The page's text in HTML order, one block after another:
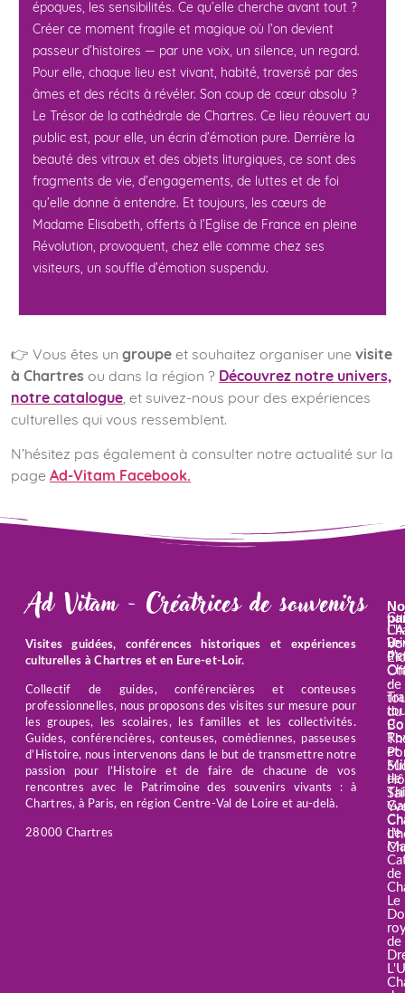
époques, les sensibilités. Ce qu’elle cherche avant tout ?
Créer ce moment fragile et magique où l’on devient
passeur d’histoires — par une voix, un silence, un regard.
Pour elle, chaque lieu est vivant, habité, traversé par des
âmes et des récits à révéler. Son coup de cœur absolu ?
Le Trésor de la cathédrale de Chartres. Ce lieu réouvert au
public est, pour elle, un écrin d’émotion pure. Derrière la
beauté des vitraux et des objets liturgiques, ce sont des
fragments de vie, d’engagements, de luttes et de foi
qu’elle donne à entendre. Et toujours, les cœurs de
Madame Élisabeth, offerts à l’Église de France en pleine
Révolution, provoquent, chez elle comme chez ses
visiteurs, un souffle d’émotion suspendu.
👉 Vous êtes un groupe et souhaitez organiser une visite
à Chartres ou dans la région ? Découvrez notre univers,
notre catalogue, et suivez-nous pour des expériences
culturelles qui vous ressemblent.
N’hésitez pas également à consulter notre actualité sur la
page Ad-Vitam Facebook.
Ad Vitam - Créatrices de souvenirs
Visites guidées, conférences historiques et expériences
culturelles à Chartres et en Eure-et-Loir.
Collectif de guides, conférencières et conteuses
professionnelles, nous proposons des visites sur mesure pour
les groupes, les scolaires, les familles et les collectivités.
Guides, conférencières, conteuses, comédiennes, passeuses
d’Histoire, nous intervenons dans le but de transmettre notre
passion pour l’Histoire et de faire de chacune de vos
rencontres avec le Patrimoine des souvenirs vivants : à
Chartres, à Paris, en région Centre-Val de Loire et au-delà.
28000 Chartres
Le
-
et
de
de
de
Le
de
de
du